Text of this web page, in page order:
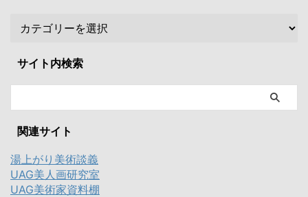
サイト内検索
関連サイト
湯上がり美術談義
UAG美人画研究室
UAG美術家資料棚